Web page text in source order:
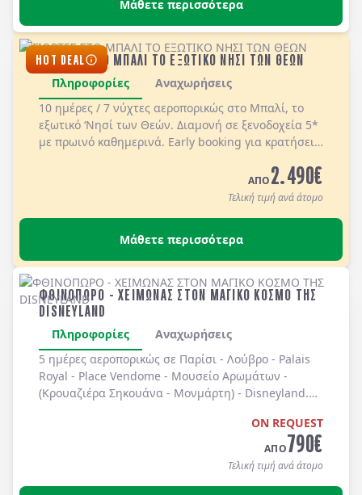
συνολικά (συμ/νου του Πρωτ/κου δείπνου στις
31/12).
Μάθετε περισσότερα
HOT DEAL
ΓΙΟΡΤΕΣ ΣΤΟ ΜΠΑΛΙ ΤΟ ΕΞΩΤΙΚΟ ΝΗΣΙ ΤΩΝ ΘΕΩΝ
Πληροφορίες
Αναχωρήσεις
10 ημέρες / 7 νύχτες αεροπορικώς στο Μπαλί, το
εξωτικό ‘Νησί των Θεών. Διαμονή σε ξενοδοχεία 5*
με πρωινό καθημερινά. Early booking για κρατήσεις
περιορισμένο αριθμό θέσεων ή μέχρι εξαντλήσεως
των διαθέσιμων θέσεων προσφοράς.
ΑΠΟ2.490€
Τελική τιμή ανά άτομο
Μάθετε περισσότερα
ΦΘΙΝΟΠΩΡΟ - ΧΕΙΜΩΝΑΣ ΣΤΟΝ ΜΑΓΙΚΟ ΚΟΣΜΟ ΤΗΣ
DISNEYLAND
Πληροφορίες
Αναχωρήσεις
5 ημέρες αεροπορικώς σε Παρίσι - Λούβρο - Palais
Royal - Place Vendome - Μουσείο Αρωμάτων -
(Κρουαζιέρα Σηκουάνα - Μονμάρτη) - Disneyland.
ON REQUEST
ΑΠΟ790€
Τελική τιμή ανά άτομο